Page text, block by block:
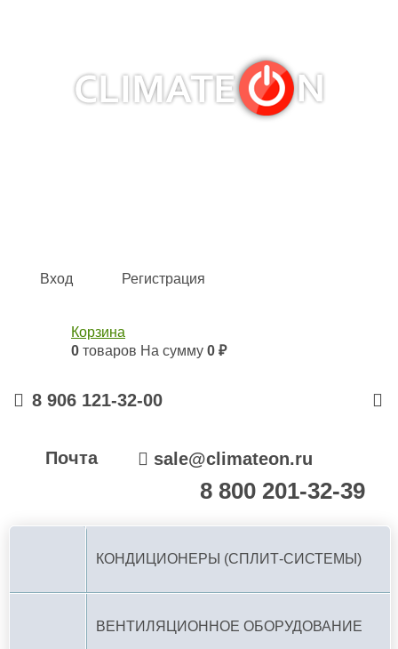
Вход Регистрация
Корзина
0 товаров На сумму 0 ₽
8 906 121-32-00
Почта sale@climateon.ru
8 800 201-32-39
КОНДИЦИОНЕРЫ (СПЛИТ-СИСТЕМЫ)
ВЕНТИЛЯЦИОННОЕ ОБОРУДОВАНИЕ